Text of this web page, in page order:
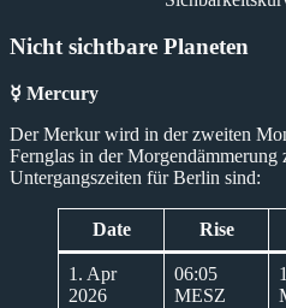
Nicht sichtbare Planeten
☿ Mercury
Der Merkur wird in der zweiten
Fernglas in der Morgendämmerung
Untergangszeiten für Berlin sind:
Date Rise
1. Apr
2026
06:05
MESZ